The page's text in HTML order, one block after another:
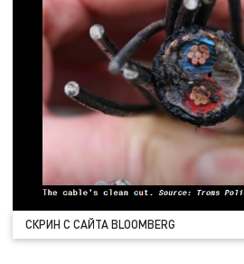
СКРИН С САЙТА BLOOMBERG